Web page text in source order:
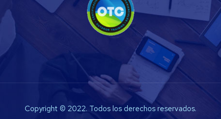
Copyright © 2022. Todos los derechos reservados.